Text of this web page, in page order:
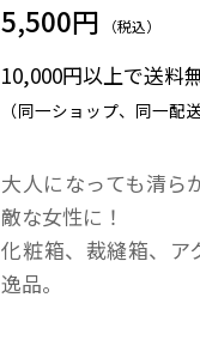
5,500円 （税込）
10,000円以上で送料
（同一ショップ、同一配
大人になっても清ら
敵な女性に！
化粧箱、裁縫箱、ア
逸品。